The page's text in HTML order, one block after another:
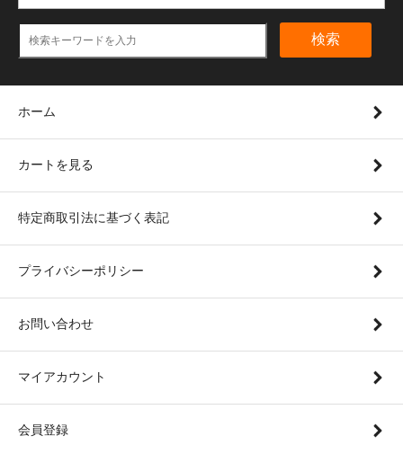
検索
ホーム
カートを見る
特定商取引法に基づく表記
プライバシーポリシー
お問い合わせ
マイアカウント
会員登録